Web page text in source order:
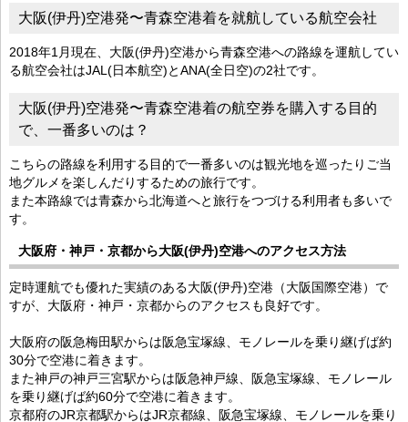
大阪(伊丹)空港発〜青森空港着を就航している航空会社
2018年1月現在、大阪(伊丹)空港から青森空港への路線を運航してい
る航空会社はJAL(日本航空)とANA(全日空)の2社です。
大阪(伊丹)空港発〜青森空港着の航空券を購入する目的
で、一番多いのは？
こちらの路線を利用する目的で一番多いのは観光地を巡ったりご当
地グルメを楽しんだりするための旅行です。
また本路線では青森から北海道へと旅行をつづける利用者も多いで
す。
大阪府・神戸・京都から大阪(伊丹)空港へのアクセス方法
定時運航でも優れた実績のある大阪(伊丹)空港（大阪国際空港）で
すが、大阪府・神戸・京都からのアクセスも良好です。
大阪府の阪急梅田駅からは阪急宝塚線、モノレールを乗り継げば約
30分で空港に着きます。
また神戸の神戸三宮駅からは阪急神戸線、阪急宝塚線、モノレール
を乗り継げば約60分で空港に着きます。
京都府のJR京都駅からはJR京都線、阪急宝塚線、モノレールを乗り